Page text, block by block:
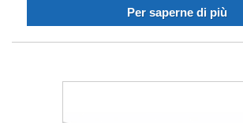
Per saperne di più